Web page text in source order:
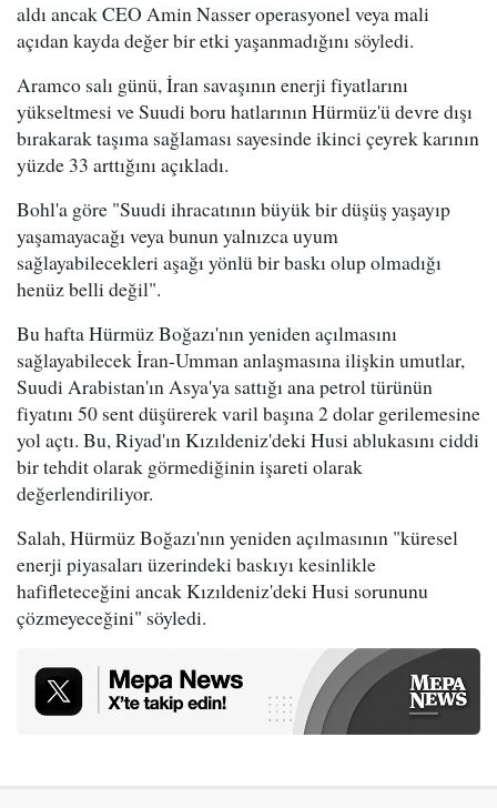
aldı ancak CEO Amin Nasser operasyonel veya mali
açıdan kayda değer bir etki yaşanmadığını söyledi.
Aramco salı günü, İran savaşının enerji fiyatlarını
yükseltmesi ve Suudi boru hatlarının Hürmüz'ü devre dışı
bırakarak taşıma sağlaması sayesinde ikinci çeyrek karının
yüzde 33 arttığını açıkladı.
Bohl'a göre "Suudi ihracatının büyük bir düşüş yaşayıp
yaşamayacağı veya bunun yalnızca uyum
sağlayabilecekleri aşağı yönlü bir baskı olup olmadığı
henüz belli değil".
Bu hafta Hürmüz Boğazı'nın yeniden açılmasını
sağlayabilecek İran-Umman anlaşmasına ilişkin umutlar,
Suudi Arabistan'ın Asya'ya sattığı ana petrol türünün
fiyatını 50 sent düşürerek varil başına 2 dolar gerilemesine
yol açtı. Bu, Riyad'ın Kızıldeniz'deki Husi ablukasını ciddi
bir tehdit olarak görmediğinin işareti olarak
değerlendiriliyor.
Salah, Hürmüz Boğazı'nın yeniden açılmasının "küresel
enerji piyasaları üzerindeki baskıyı kesinlikle
hafifleteceğini ancak Kızıldeniz'deki Husi sorununu
çözmeyeceğini" söyledi.